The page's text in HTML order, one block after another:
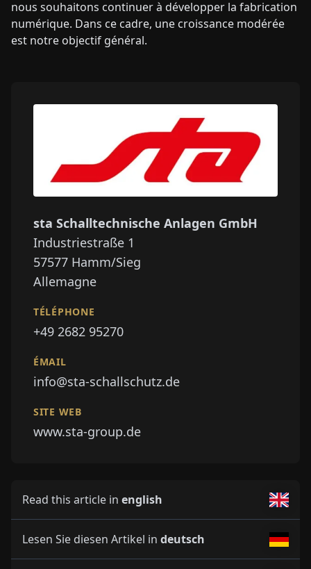
nous souhaitons continuer à développer la fabrication
numérique. Dans ce cadre, une croissance modérée
est notre objectif général.
sta Schalltechnische Anlagen GmbH
Industriestraße 1
57577 Hamm/Sieg
Allemagne
TÉLÉPHONE
+49 2682 95270
ÉMAIL
info@sta-schallschutz.de
SITE WEB
www.sta-group.de
Read this article in english
Lesen Sie diesen Artikel in deutsch